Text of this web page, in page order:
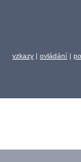
vzkazy | ovládání |